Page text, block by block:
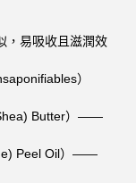
，易吸收且滋潤效
）
Butter）——
Peel Oil）——